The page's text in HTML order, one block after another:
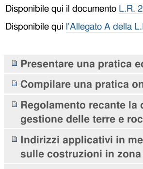
Disponibile qui il documento L.R.
Disponibile qui l'Allegato A della
Navigazione
Presentare una pratica
Compilare una pratica
Regolamento recante
gestione delle terre e
Indirizzi applicativi in
sulle costruzioni in